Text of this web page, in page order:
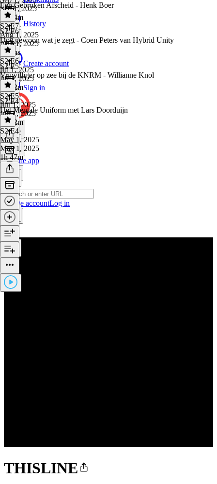
History
Create account
Sign in
Get the app
Create accountLog in
THISLINE
Sep 1, 2025
1h 24m
Een Gebroken Afscheid - Henk Boer
S2 E7·
Aug 1, 2025
Aug 1, 2025
5 mins
S2 E6
Doe gewoon wat je zegt - Coen Peters van Hybrid Unity
S2 E6·
Jul 1, 2025
Jul 1, 2025
1h 52m
S2 E5
Vrijwilliger op zee bij de KNRM - Willianne Knol
S2 E5·
Jun 1, 2025
Jun 1, 2025
1h 12m
S2 E4
Het Mentale Uniform met Lars Doorduijn
S2 E4·
May 1, 2025
May 1, 2025
1h 47m